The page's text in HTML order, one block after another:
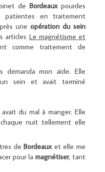
de Bordeauxpourdes
patientes en traitement
une opération du sein
articles Le magnétisme et
comme traitement de
mon aide. Elle
sein et avait terminé
du mal à manger. Elle
nuit tellement elle
deBordeauxet elle me
pour la magnétiser, tant